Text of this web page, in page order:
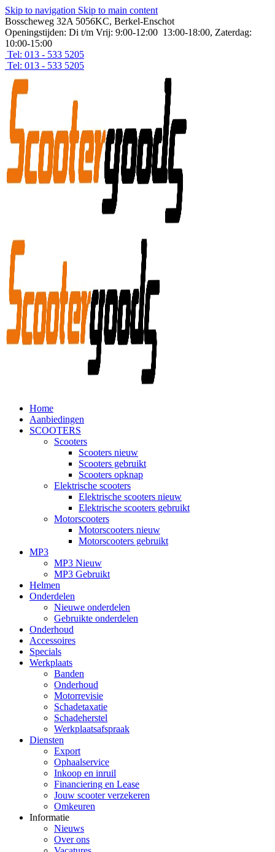
Skip to navigation Skip to main content
Bosscheweg 32A 5056KC, Berkel-Enschot
Openingstijden: Di t/m Vrij: 9:00-12:00 13:00-18:00, Zaterdag:
10:00-15:00
Tel: 013 - 533 5205
Tel: 013 - 533 5205
Home
Aanbiedingen
SCOOTERS
Scooters
Scooters nieuw
Scooters gebruikt
Scooters opknap
Elektrische scooters
Elektrische scooters nieuw
Elektrische scooters gebruikt
Motorscooters
Motorscooters nieuw
Motorscooters gebruikt
MP3
MP3 Nieuw
MP3 Gebruikt
Helmen
Onderdelen
Nieuwe onderdelen
Gebruikte onderdelen
Onderhoud
Accessoires
Specials
Werkplaats
Banden
Onderhoud
Motorrevisie
Schadetaxatie
Schadeherstel
Werkplaatsafspraak
Diensten
Export
Ophaalservice
Inkoop en inruil
Financiering en Lease
Jouw scooter verzekeren
Omkeuren
Informatie
Nieuws
Over ons